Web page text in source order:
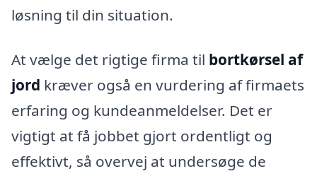
løsning til din situation.
At vælge det rigtige firma til bortkørsel af
jord kræver også en vurdering af firmaets
erfaring og kundeanmeldelser. Det er
vigtigt at få jobbet gjort ordentligt og
effektivt, så overvej at undersøge de